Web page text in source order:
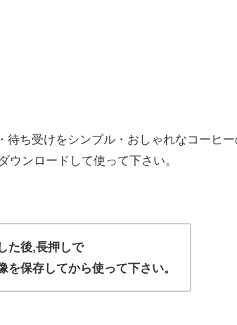
待ち受けをシンプル・おしゃれなコーヒ
ウンロードして使って下さい。
た後,長押しで
を保存してから使って下さい。